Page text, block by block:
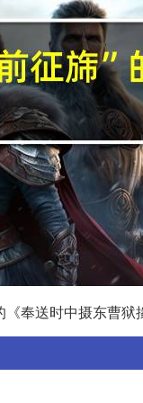
《奉送时中摄东曹狱